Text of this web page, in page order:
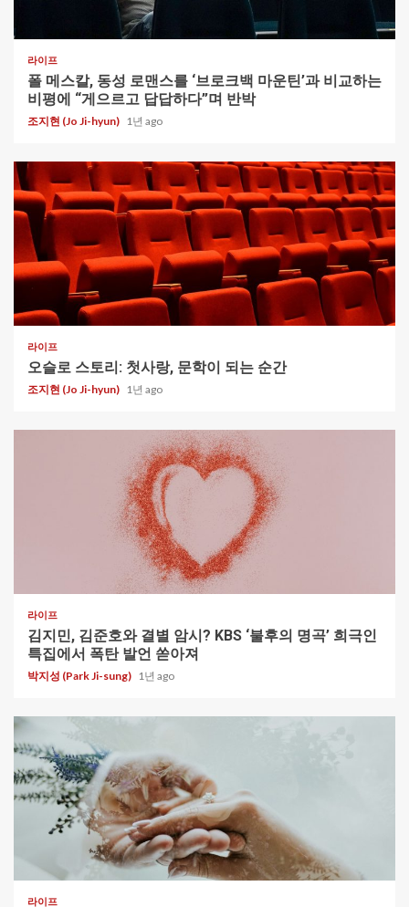
라이프
폴 메스칼, 동성 로맨스를 ‘브로크백 마운틴’과 비교하는
비평에 “게으르고 답답하다”며 반박
조지현 (Jo Ji-hyun) 1년 ago
라이프
오슬로 스토리: 첫사랑, 문학이 되는 순간
조지현 (Jo Ji-hyun) 1년 ago
라이프
김지민, 김준호와 결별 암시? KBS ‘불후의 명곡’ 희극인
특집에서 폭탄 발언 쏟아져
박지성 (Park Ji-sung) 1년 ago
라이프